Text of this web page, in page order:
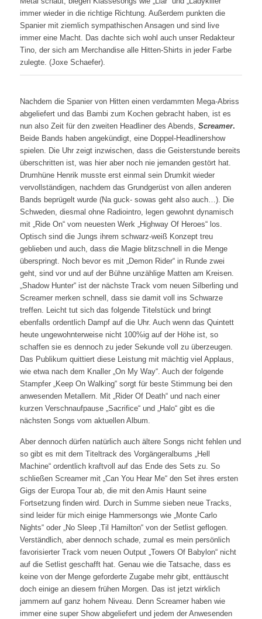
immer wieder in die richtige Richtung. Außerdem punkten die
Spanier mit ziemlich sympathischen Ansagen und sind live
immer eine Macht. Das dachte sich wohl auch unser Redakteur
Tino, der sich am Merchandise alle Hitten-Shirts in jeder Farbe
zulegte. (Joxe Schaefer).
Nachdem die Spanier von Hitten einen verdammten Mega-Abriss
abgeliefert und das Bambi zum Kochen gebracht haben, ist es
nun also Zeit für den zweiten Headliner des Abends, Screamer.
Beide Bands haben angekündigt, eine Doppel-Headlinershow
spielen. Die Uhr zeigt inzwischen, dass die Geisterstunde bereits
überschritten ist, was hier aber noch nie jemanden gestört hat.
Drumhüne Henrik musste erst einmal sein Drumkit wieder
vervollständigen, nachdem das Grundgerüst von allen anderen
Bands beprügelt wurde (Na guck- sowas geht also auch…). Die
Schweden, diesmal ohne Radiointro, legen gewohnt dynamisch
mit „Ride On“ vom neuesten Werk „Highway Of Heroes“ los.
Optisch sind die Jungs ihrem schwarz-weiß Konzept treu
geblieben und auch, dass die Magie blitzschnell in die Menge
überspringt. Noch bevor es mit „Demon Rider“ in Runde zwei
geht, sind vor und auf der Bühne unzählige Matten am Kreisen.
„Shadow Hunter“ ist der nächste Track vom neuen Silberling und
Screamer merken schnell, dass sie damit voll ins Schwarze
treffen. Leicht tut sich das folgende Titelstück und bringt
ebenfalls ordentlich Dampf auf die Uhr. Auch wenn das Quintett
heute ungewohnterweise nicht 100%ig auf der Höhe ist, so
schaffen sie es dennoch zu jeder Sekunde voll zu überzeugen.
Das Publikum quittiert diese Leistung mit mächtig viel Applaus,
wie etwa nach dem Knaller „On My Way“. Auch der folgende
Stampfer „Keep On Walking“ sorgt für beste Stimmung bei den
anwesenden Metallern. Mit „Rider Of Death“ und nach einer
kurzen Verschnaufpause „Sacrifice“ und „Halo“ gibt es die
nächsten Songs vom aktuellen Album.
Aber dennoch dürfen natürlich auch ältere Songs nicht fehlen und
so gibt es mit dem Titeltrack des Vorgängeralbums „Hell
Machine“ ordentlich kraftvoll auf das Ende des Sets zu. So
schließen Screamer mit „Can You Hear Me“ den Set ihres ersten
Gigs der Europa Tour ab, die mit den Amis Haunt seine
Fortsetzung finden wird. Durch in Summe sieben neue Tracks,
sind leider für mich einige Hammersongs wie „Monte Carlo
Nights“ oder „No Sleep ‚Til Hamilton“ von der Setlist geflogen.
Verständlich, aber dennoch schade, zumal es mein persönlich
favorisierter Track vom neuen Output „Towers Of Babylon“ nicht
auf die Setlist geschafft hat. Genau wie die Tatsache, dass es
keine von der Menge geforderte Zugabe mehr gibt, enttäuscht
doch einige an diesem frühen Morgen. Das ist jetzt wirklich
jammern auf ganz hohem Niveau. Denn Screamer haben wie
immer eine super Show abgeliefert und jedem der Anwesenden